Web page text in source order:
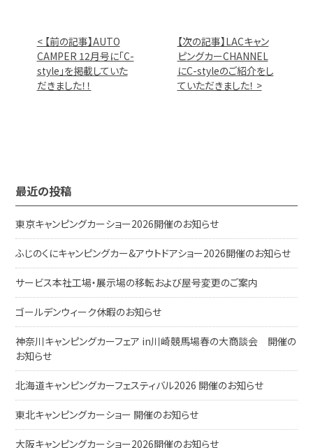
< 【前の記事】AUTO
CAMPER 12月号に「C-
style」を掲載していた
だきました！！
【次の記事】LACキャン
ピングカーCHANNEL
にC-styleのご紹介をし
ていただきました！ >
最近の投稿
東京キャンピングカーショー2026開催のお知らせ
ふじのくにキャンピングカー&アウトドアショー2026開催のお知らせ
サービス本社工場・展示場の移転および屋号変更のご案内
ゴールデンウィーク休暇のお知らせ
神奈川キャンピングカーフェア in川崎競馬場春の大商談会 開催の
お知らせ
北海道キャンピングカーフェスティバル2026 開催のお知らせ
東北キャンピングカーショー 開催のお知らせ
大阪キャンピングカーショー2026開催のお知らせ